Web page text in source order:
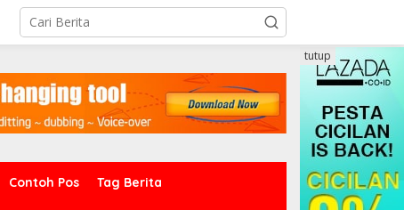
Contoh Pos Tag Berita
tutup